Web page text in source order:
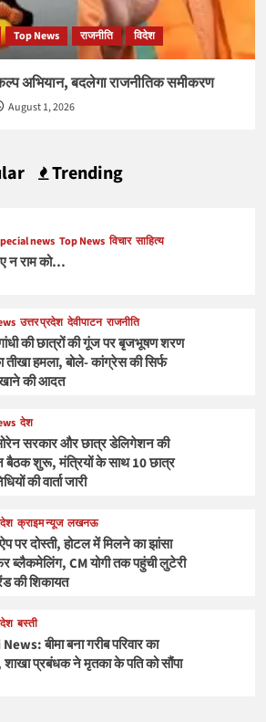
Top News राजनीति विदेश
अभियान, बदलेगा राजनीतिक समीकरण
August 1, 2026
Trending
news Top News विचार साहित्य
न राम को…
उत्तर प्रदेश देवीपाटन राजनीति
की छात्रों की गूंज पर बृजभूषण शरण
तीखा हमला, बोले- कांग्रेस की सिर्फ
की आदत
देश
सरकार और छात्र डेलिगेशन की
बैठक शुरू, मंत्रियों के साथ 10 छात्र
की वार्ता जारी
क्राइम न्यूज लखनऊ
पर दोस्ती, होटल में मिलने का झांसा
ब्लैकमेलिंग, CM योगी तक पहुंची लुटेरी
की शिकायत
बस्ती
बीमा बना गरीब परिवार का
शाखा प्रबंधक ने मृतका के पति को सौंपा